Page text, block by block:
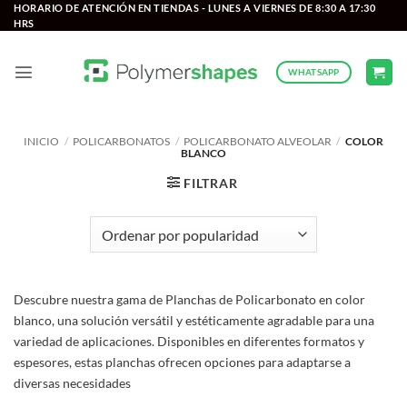
Saltar
al
HORARIO DE ATENCIÓN EN TIENDAS - LUNES A VIERNES DE 8:30 A 17:30
HRS
WHATSAPP
INICIO / POLICARBONATOS / POLICARBONATO ALVEOLAR / COLOR
BLANCO
FILTRAR
Descubre nuestra gama de Planchas de Policarbonato en color
blanco, una solución versátil y estéticamente agradable para una
variedad de aplicaciones. Disponibles en diferentes formatos y
espesores, estas planchas ofrecen opciones para adaptarse a
diversas necesidades